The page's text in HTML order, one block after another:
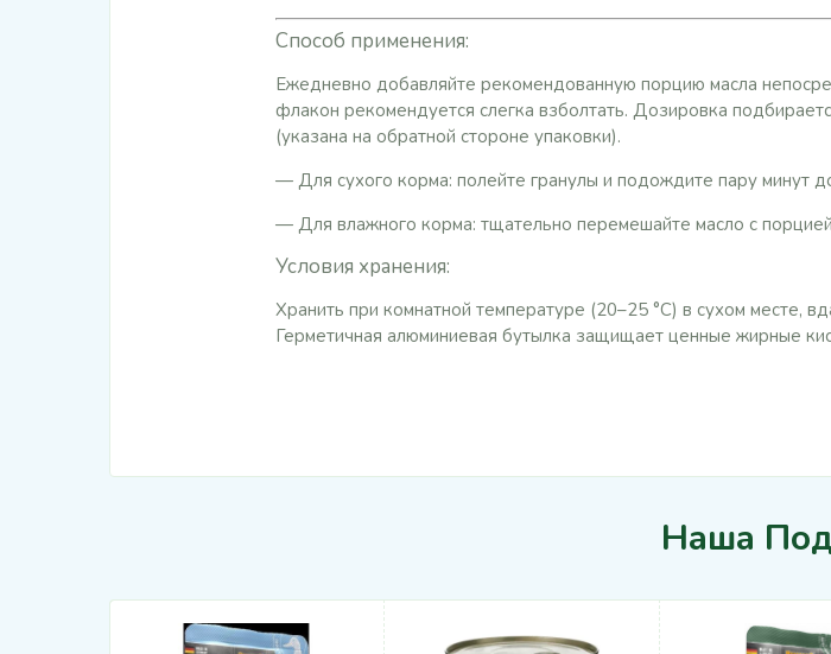
Способ применения:
Ежедневно добавляйте рекомендованную порцию масла
флакон рекомендуется слегка взболтать. Дозировка
(указана на обратной стороне упаковки).
— Для сухого корма: полейте гранулы и подождите пару минут
— Для влажного корма: тщательно перемешайте масло с
Условия хранения:
Хранить при комнатной температуре (20–25 °C) в сухом месте,
Герметичная алюминиевая бутылка защищает ценные жирные
Наша